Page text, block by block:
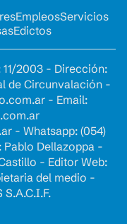
EmpleosServicios
Edictos
2003 - Dirección:
de Circunvalación -
- Email:
- Whatsapp: (054)
Pablo Dellazoppa -
- Editor Web:
del medio -
S.A.C.I.F.